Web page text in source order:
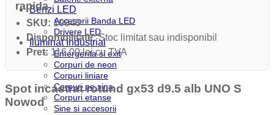
Benzi LED
Accesorii Banda LED
Drivere LED
Iluminat Industrial
Emergenta si exit
Corpuri de neon
Corpuri liniare
Corpuri pe sina
Corpuri etanse
Sine si accesorii
rapida
SKU: 10840
Disponibilitate:Stoc limitat sau indisponibil
Pret: 116.00 lei cu TVA
Spot incastrat rotund gx53 d9.5 alb UNO S
Nowod